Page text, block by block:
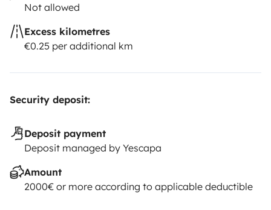
Not allowed
Excess kilometres
€0.25 per additional km
Security deposit:
Deposit payment
Deposit managed by Yescapa
Amount
2000€ or more according to applicable deductible